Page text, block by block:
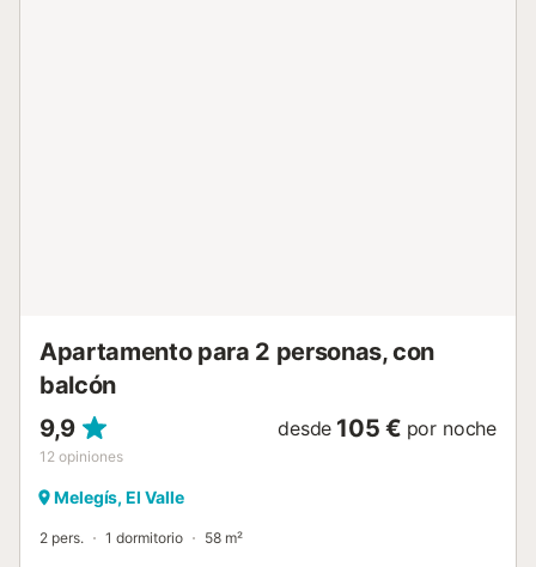
Apartamento para 2 personas, con
balcón
9,9
12 opiniones
desde 105 € por noche
Melegís, El Valle
2 pers. 1 dormitorio 58 m²